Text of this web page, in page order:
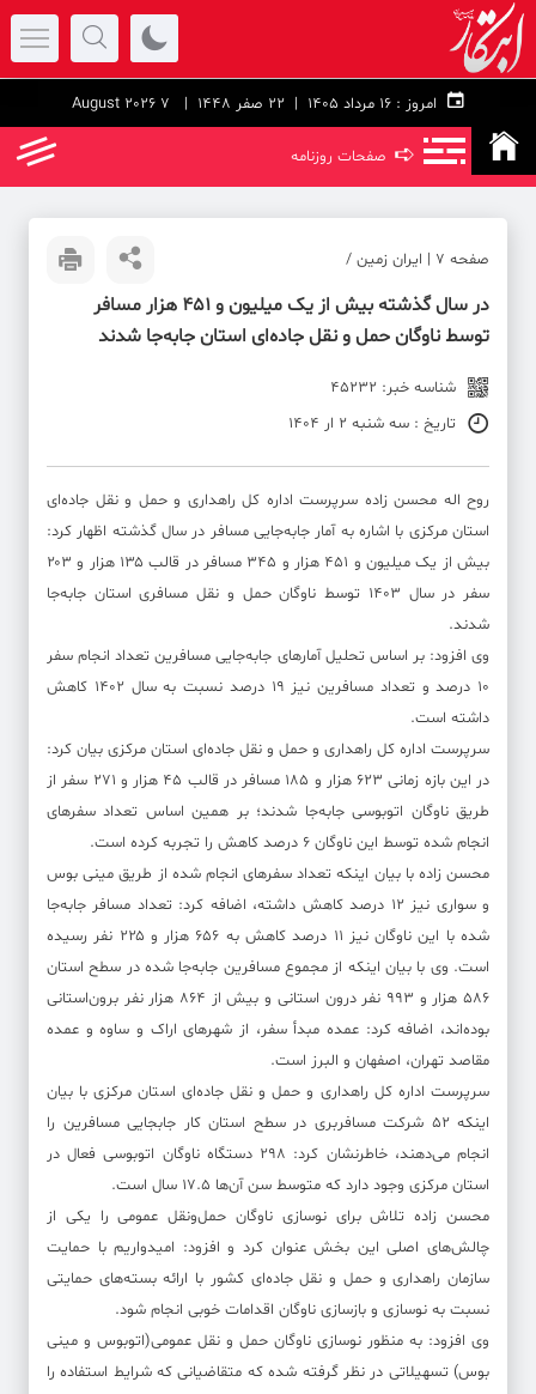
امروز : 22 صفر 1448 | 7 August 2026
➪ صفحات روزنامه
صفحه ۷ | ایران زمین /
در سال گذشته بیش از یک میلیون و ۴۵۱ هزار مسافر
توسط ناوگان حمل و نقل جاده‌ای استان جابه‌جا شدند
شناسه خبر: 45232
تاریخ : سه شنبه 2 ار 1404
روح اله محسن زاده سرپرست اداره کل راهداری و حمل و نقل جاده‌ای
استان مرکزی با اشاره به آمار جابه‌جایی مسافر در سال گذشته اظهار کرد:
بیش از یک میلیون و ۴۵۱ هزار و ۳۴۵ مسافر در قالب ۱۳۵ هزار و ۲۰۳
سفر در سال ۱۴۰۳ توسط ناوگان حمل و نقل مسافری استان جابه‌جا
شدند.
وی افزود: بر اساس تحلیل آمارهای جابه‌جایی مسافرین تعداد انجام سفر
۱۰ درصد و تعداد مسافرین نیز ۱۹ درصد نسبت به سال ۱۴۰۲ کاهش
داشته است.
سرپرست اداره کل راهداری و حمل و نقل جاده‌ای استان مرکزی بیان کرد:
در این بازه زمانی ۶۲۳ هزار و ۱۸۵ مسافر در قالب ۴۵ هزار و ۲۷۱ سفر از
طریق ناوگان اتوبوسی جابه‌جا شدند؛ بر همین اساس تعداد سفرهای
انجام شده توسط این ناوگان ۶ درصد کاهش را تجربه کرده است.
محسن زاده با بیان اینکه تعداد سفرهای انجام شده از طریق مینی بوس
و سواری نیز ۱۲ درصد کاهش داشته، اضافه کرد: تعداد مسافر جابه‌جا
شده با این ناوگان نیز ۱۱ درصد کاهش به ۶۵۶ هزار و ۲۲۵ نفر رسیده
است. وی با بیان اینکه از مجموع مسافرین جابه‌جا شده در سطح استان
۵۸۶ هزار و ۹۹۳ نفر درون استانی و بیش از ۸۶۴ هزار نفر برون‌استانی
بوده‌اند، اضافه کرد: عمده مبدأ سفر، از شهرهای اراک و ساوه و عمده
مقاصد تهران، اصفهان و البرز است.
سرپرست اداره کل راهداری و حمل و نقل جاده‌ای استان مرکزی با بیان
اینکه ۵۲ شرکت مسافربری در سطح استان کار جابجایی مسافرین را
انجام می‌دهند، خاطرنشان کرد: ۲۹۸ دستگاه ناوگان اتوبوسی فعال در
استان مرکزی وجود دارد که متوسط سن آن‌ها ۱۷.۵ سال است.
محسن زاده تلاش برای نوسازی ناوگان حمل‌ونقل عمومی را یکی از
چالش‌های اصلی این بخش عنوان کرد و افزود: امیدواریم با حمایت
سازمان راهداری و حمل و نقل جاده‌ای کشور با ارائه بسته‌های حمایتی
نسبت به نوسازی و بازسازی ناوگان اقدامات خوبی انجام شود.
وی افزود: به منظور نوسازی ناوگان حمل و نقل عمومی(اتوبوس و مینی
بوس) تسهیلاتی در نظر گرفته شده که متقاضیانی که شرایط استفاده را